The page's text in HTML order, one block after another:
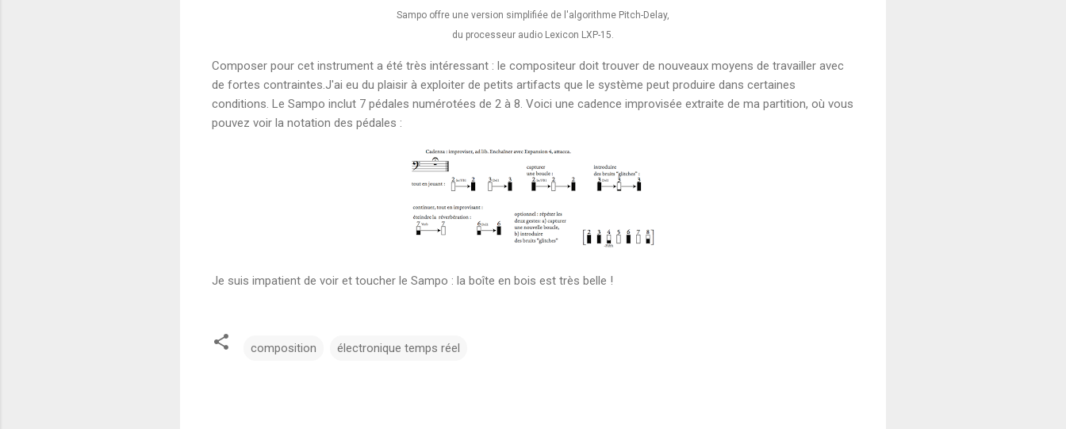
Sampo offre une version simplifiée de l'algorithme Pitch-Delay,
du processeur audio Lexicon LXP-15.
Composer pour cet instrument a été très intéressant : le compositeur doit trouver de nouveaux moyens de travailler avec
de fortes contraintes.J'ai eu du plaisir à exploiter de petits artifacts que le système peut produire dans certaines
conditions. Le Sampo inclut 7 pédales numérotées de 2 à 8. Voici une cadence improvisée extraite de ma partition, où vous
pouvez voir la notation des pédales :
Je suis impatient de voir et toucher le Sampo : la boîte en bois est très belle !
composition électronique temps réel